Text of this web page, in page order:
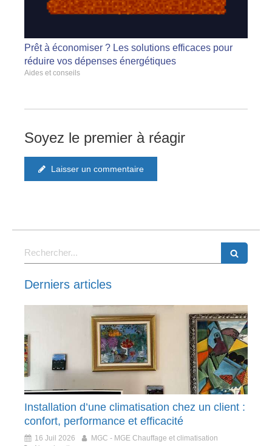
Prêt à économiser ? Les solutions efficaces pour
réduire vos dépenses énergétiques
Aides et conseils
Soyez le premier à réagir
Laisser un commentaire
Rechercher
Derniers articles
Installation d’une climatisation chez un client :
confort, performance et efficacité
16 Juil 2026
MGC - MGE Chauffage et climatisation